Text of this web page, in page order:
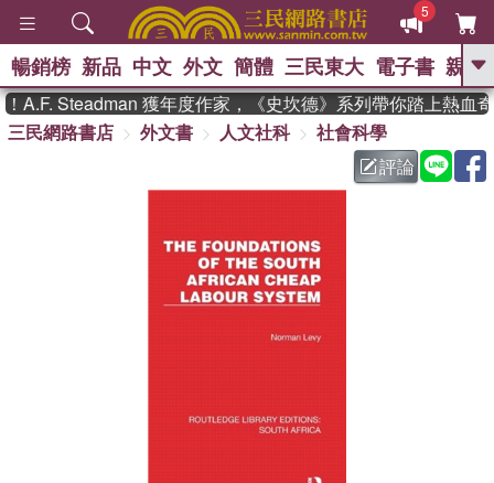
5
GO
熱搜： 東野圭吾 、 高希均教授回憶錄
父親節 、 如果歷
暑期推薦 、 國際布克
偉大的迷走神經
暢銷榜 新品 中文 外文 簡體 三民東大 電子書 親子
Steadman 獲年度作家，《史坎德》系列帶你踏上熱血奇
三民網路書店
外文書 人文社科
社會科學
評論